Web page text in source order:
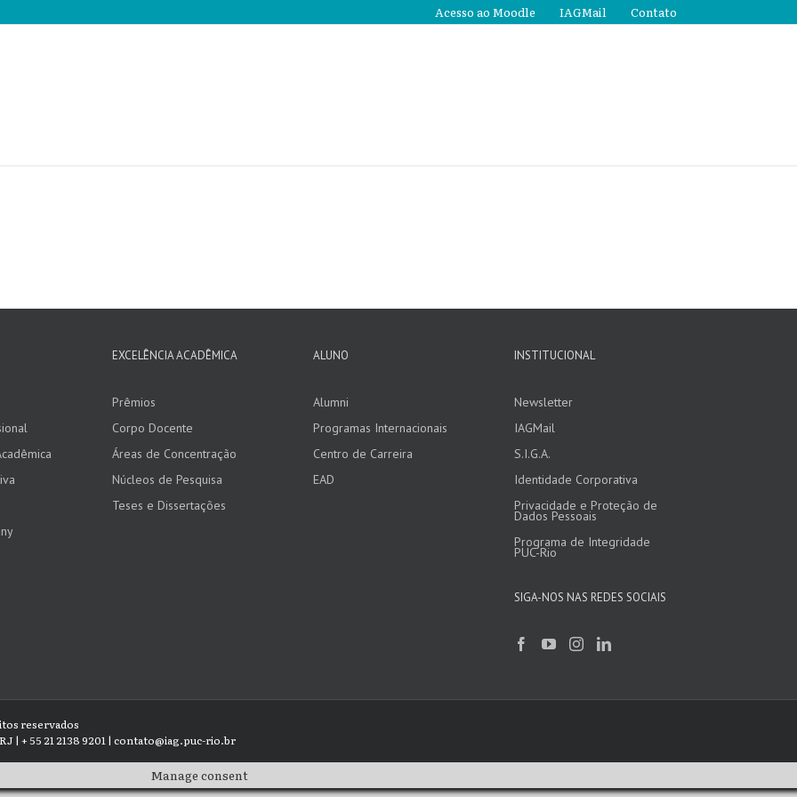
Acesso ao Moodle IAGMail Contato
EXCELÊNCIA ACADÊMICA
Prêmios
Corpo Docente
Áreas de Concentração
Núcleos de Pesquisa
Teses e Dissertações
ALUNO
Alumni
Programas Internacionais
Centro de Carreira
EAD
INSTITUCIONAL
Newsletter
IAGMail
S.I.G.A.
Identidade Corporativa
Privacidade e Proteção de
Dados Pessoais
Programa de Integridade
PUC-Rio
SIGA-NOS NAS REDES SOCIAIS
reservados
| + 55 21 2138 9201 | contato@iag.puc-rio.br
Manage consent